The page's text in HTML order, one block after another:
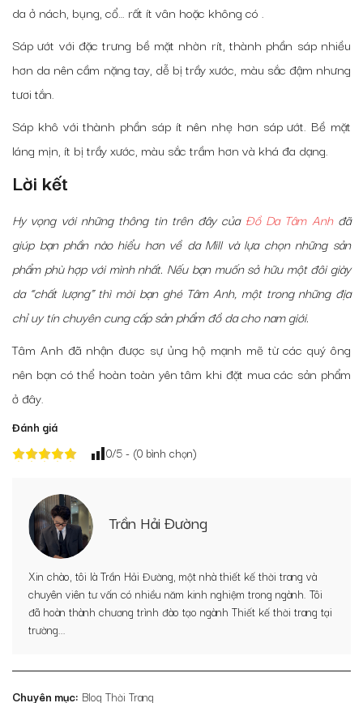
da ở nách, bụng, cổ… rất ít vân hoặc không có .
Sáp ướt với đặc trưng bề mặt nhờn rít, thành phần sáp nhiều
hơn da nên cầm nặng tay, dễ bị trầy xước, màu sắc đậm nhưng
tươi tắn.
Sáp khô với thành phần sáp ít nên nhẹ hơn sáp ướt. Bề mặt
láng mịn, ít bị trầy xước, màu sắc trầm hơn và khá đa dạng.
Lời kết
Hy vọng với những thông tin trên đây của Đồ Da Tâm Anhđã
giúp bạn phần nào hiểu hơn về da Mill và lựa chọn những sản
phẩm phù hợp với mình nhất. Nếu bạn muốn sở hữu một đôi giày
da “chất lượng” thì mời bạn ghé Tâm Anh, một trong những địa
chỉ uy tín chuyên cung cấp sản phẩm đồ da cho nam giới.
Tâm Anh đã nhận được sự ủng hộ mạnh mẽ từ các quý ông
nên bạn có thể hoàn toàn yên tâm khi đặt mua các sản phẩm
ở đây.
Đánh giá
0/5 - (0 bình chọn)
Trần Hải Đường
Xin chào, tôi là Trần Hải Đường, một nhà thiết kế thời trang và
chuyên viên tư vấn có nhiều năm kinh nghiệm trong ngành. Tôi
đã hoàn thành chương trình đào tạo ngành Thiết kế thời trang tại
trường...
Chuyên mục: Blog Thời Trang